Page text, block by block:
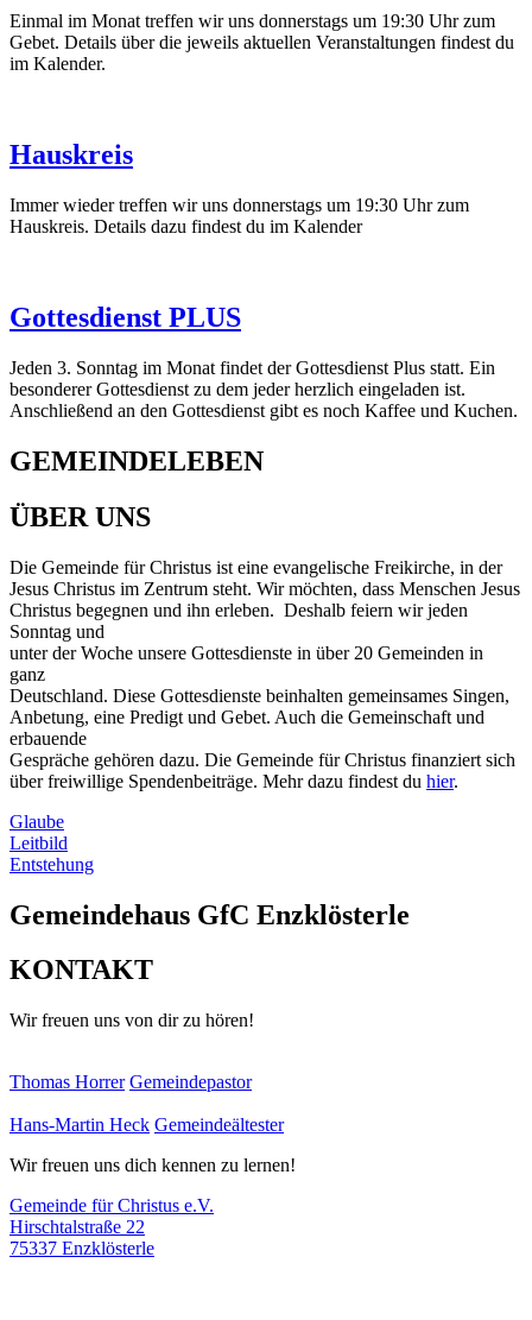
Einmal im Monat treffen wir uns donnerstags um 19:30 Uhr zum
Gebet. Details über die jeweils aktuellen Veranstaltungen findest du
im Kalender.
Hauskreis
Immer wieder treffen wir uns donnerstags um 19:30 Uhr zum
Hauskreis. Details dazu findest du im Kalender
Gottesdienst PLUS
Jeden 3. Sonntag im Monat findet der Gottesdienst Plus statt. Ein
besonderer Gottesdienst zu dem jeder herzlich eingeladen ist.
Anschließend an den Gottesdienst gibt es noch Kaffee und Kuchen.
GEMEINDELEBEN
ÜBER UNS
Die Gemeinde für Christus ist eine evangelische Freikirche, in der
Jesus Christus im Zentrum steht. Wir möchten, dass Menschen Jesus
Christus begegnen und ihn erleben. Deshalb feiern wir jeden
Sonntag und
unter der Woche unsere Gottesdienste in über 20 Gemeinden in
ganz
Deutschland. Diese Gottesdienste beinhalten gemeinsames Singen,
Anbetung, eine Predigt und Gebet. Auch die Gemeinschaft und
erbauende
Gespräche gehören dazu. Die Gemeinde für Christus finanziert sich
über freiwillige Spendenbeiträge. Mehr dazu findest du hier.
Glaube
Leitbild
Entstehung
Gemeindehaus GfC Enzklösterle
KONTAKT
Wir freuen uns von dir zu hören!
Thomas Horrer Gemeindepastor
Hans-Martin Heck Gemeindeältester
Wir freuen uns dich kennen zu lernen!
Gemeinde für Christus e.V.
Hirschtalstraße 22
75337 Enzklösterle